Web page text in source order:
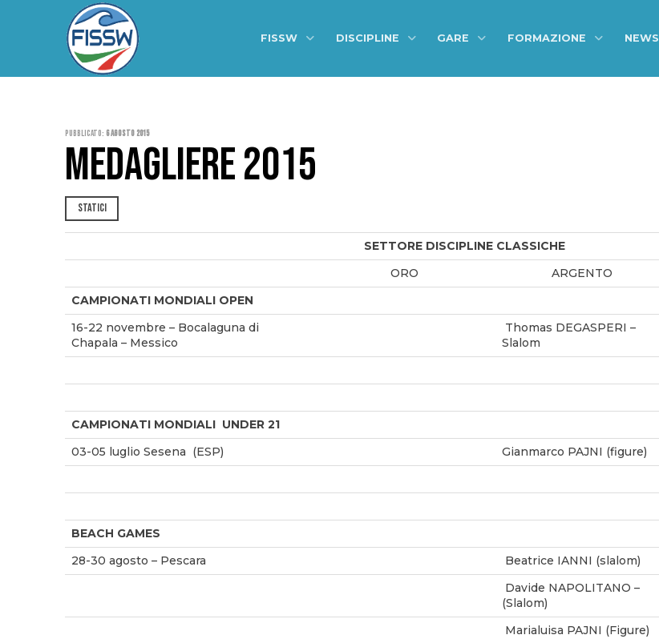
FISSW DISCIPLINE GARE FORMAZIONE NEWS
Pubblicato: 6 Agosto 2015
MEDAGLIERE 2015
STATICI
SETTORE DISCIPLINE CLASSICHE
ORO
ARGENTO
CAMPIONATI MONDIALI OPEN
16-22 novembre – Bocalaguna di
Chapala – Messico
Thomas DEGASPERI –
Slalom
CAMPIONATI MONDIALI UNDER 21
03-05 luglio Sesena (ESP)
Gianmarco PAJNI (figure)
BEACH GAMES
28-30 agosto – Pescara
Beatrice IANNI (slalom)
Davide NAPOLITANO –
(Slalom)
Marialuisa PAJNI (Figure)